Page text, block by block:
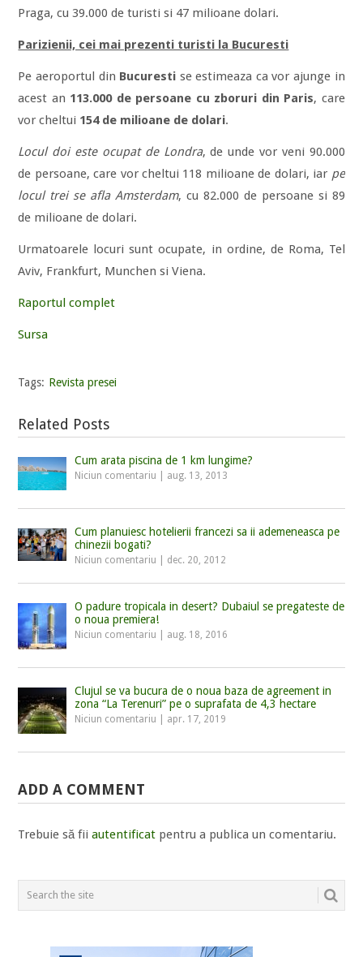
Praga, cu 39.000 de turisti si 47 milioane dolari.
Parizienii, cei mai prezenti turisti la Bucuresti
Pe aeroportul din Bucuresti se estimeaza ca vor ajunge in
acest an 113.000 de persoane cu zboruri din Paris, care
vor cheltui 154 de milioane de dolari.
Locul doi este ocupat de Londra, de unde vor veni 90.000
de persoane, care vor cheltui 118 milioane de dolari, iar pe
locul trei se afla Amsterdam, cu 82.000 de persoane si 89
de milioane de dolari.
Urmatoarele locuri sunt ocupate, in ordine, de Roma, Tel
Aviv, Frankfurt, Munchen si Viena.
Raportul complet
Sursa
Tags: Revista presei
Related Posts
Cum arata piscina de 1 km lungime?
Niciun comentariu aug. 13, 2013
Cum planuiesc hotelierii francezi sa ii ademeneasca pe
chinezii bogati?
Niciun comentariu dec. 20, 2012
O padure tropicala in desert? Dubaiul se pregateste de
o noua premiera!
Niciun comentariu aug. 18, 2016
Clujul se va bucura de o noua baza de agreement in
zona “La Terenuri” pe o suprafata de 4,3 hectare
Niciun comentariu apr. 17, 2019
ADD A COMMENT
Trebuie să fiiautentificat pentru a publica un comentariu.